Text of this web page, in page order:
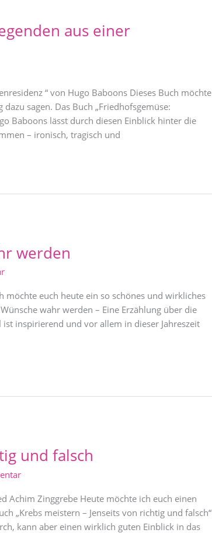
aus einer
“ von Hugo Baboons Dieses Buch möchte
sagen. Das Buch „Friedhofsgemüse:
Baboons lässt durch diesen Einblick hinter die
– ironisch, tragisch und
werden
möchte euch heute ein so schönes und wirkliches
wahr werden – Eine Erzählung über die
inspirierend und vor allem in dieser Jahreszeit
und falsch
Achim Zinggrebe Heute möchte ich euch einen
„Krebs meistern – Jenseits von richtig und falsch“
kann aber einen wirklich guten Einblick in das